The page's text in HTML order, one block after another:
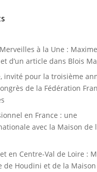
à la Une : Maxime
d’un article dans Blois
invité pour la troisième
de la Fédération
en France : une
avec la Maison de
en Centre-Val de Loire :
de Houdini et de la